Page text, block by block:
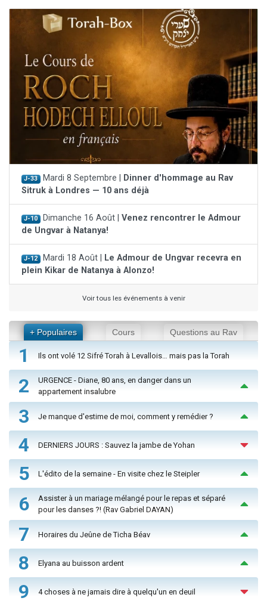
J-33 Mardi 8 Septembre |
Dinner d'hommage au Rav
Sitruk à Londres — 10 ans déjà
J-10 Dimanche 16 Août | Venez rencontrer le Admour
de Ungvar à Natanya!
J-12 Mardi 18 Août |
Le Admour de Ungvar recevra en
plein Kikar de Natanya à Alonzo!
Voir tous les événements à venir
+ Populaires Cours Questions au Rav
1 Ils ont volé 12 Sifré Torah à Levallois… mais pas la Torah
2
URGENCE - Diane, 80 ans, en danger dans un
appartement insalubre
3 Je manque d'estime de moi, comment y remédier ?
4 DERNIERS JOURS : Sauvez la jambe de Yohan
5 L'édito de la semaine - En visite chez le Steipler
6
Assister à un mariage mélangé pour le repas et séparé
pour les danses ?! (Rav Gabriel DAYAN)
7 Horaires du Jeûne de Ticha Béav
8 Elyana au buisson ardent
9 4 choses à ne jamais dire à quelqu'un en deuil